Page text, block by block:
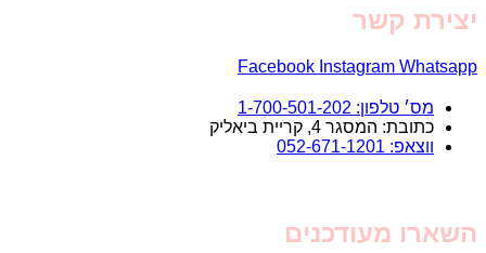
יצירת קשר
Facebook Instagram Whatsapp
מס׳ טלפון: 1-700-501-202
כתובת: המסגר 4, קריית ביאליק
ווצאפ: 052-671-1201
השארו מעודכנים